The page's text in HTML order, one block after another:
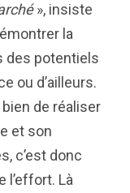
», insiste
la
des potentiels
ou d’ailleurs.
bien de réaliser
et son
c’est donc
l’effort. Là